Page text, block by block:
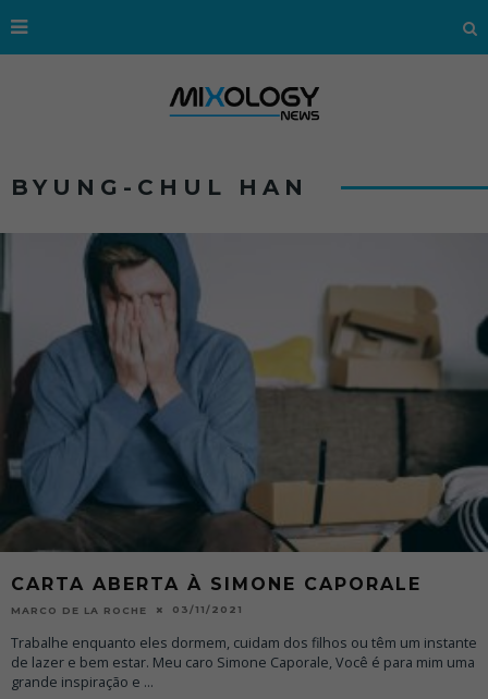
BYUNG-CHUL HAN
CARTA ABERTA À SIMONE CAPORALE
MARCO DE LA ROCHE 03/11/2021
Trabalhe enquanto eles dormem, cuidam dos filhos ou têm um instante
de lazer e bem estar. Meu caro Simone Caporale, Você é para mim uma
grande inspiração e ...